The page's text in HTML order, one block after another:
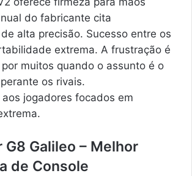
do fabricante cita
alta precisão. Sucesso entre os
extrema. A frustração é
muitos quando o assunto é o
os rivais.
jogadores focados em
G8 Galileo – Melhor
de Console